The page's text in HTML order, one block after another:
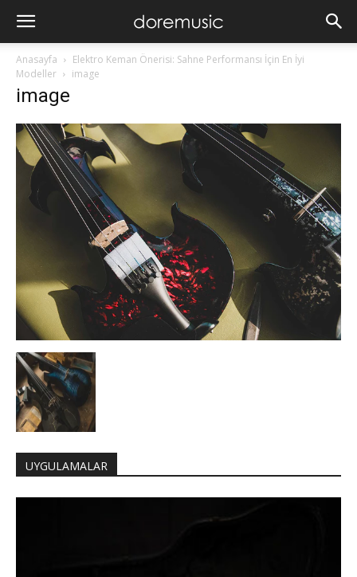
Anasayfa
Elektro Keman Önerisi: Sahne Performansı İçin En İyi
Modeller
image
image
UYGULAMALAR